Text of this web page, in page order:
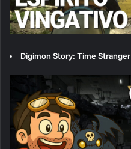
Digimon Story: Time Stranger